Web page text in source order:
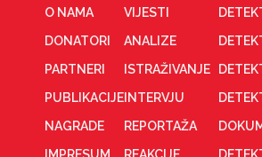
O NAMA
DONATORI
PARTNERI
PUBLIKACIJE
NAGRADE
VIJESTI
ANALIZE
ISTRAŽIVANJE
INTERVJU
REPORTAŽA